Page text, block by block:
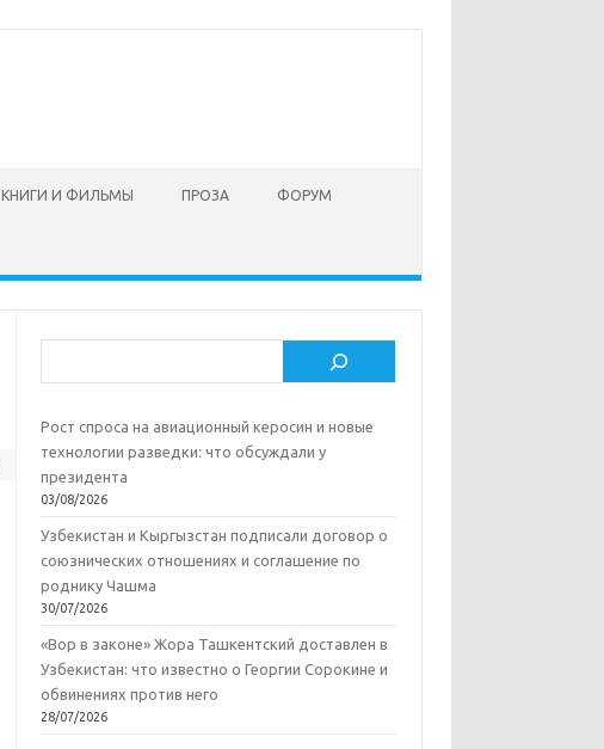
КНИГИ И ФИЛЬМЫ ПРОЗА ФОРУМ
Рост спроса на авиационный керосин и новые
технологии разведки: что обсуждали у
президента
03/08/2026
Узбекистан и Кыргызстан подписали договор о
союзнических отношениях и соглашение по
роднику Чашма
30/07/2026
«Вор в законе» Жора Ташкентский доставлен в
Узбекистан: что известно о Георгии Сорокине и
обвинениях против него
28/07/2026